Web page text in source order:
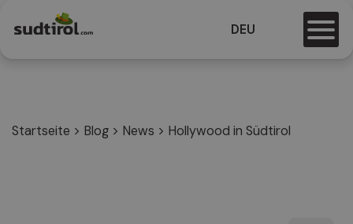
DEU
Startseite > Blog > News > Hollywood in Südtirol